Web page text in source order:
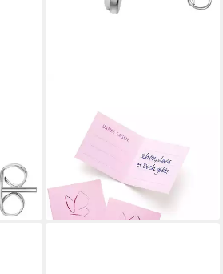
dir
München Damen-Ohrstecker
925er Silber
35,95 €
39,95 €
-10%
lieferbar - in 2-3 Werktagen bei dir